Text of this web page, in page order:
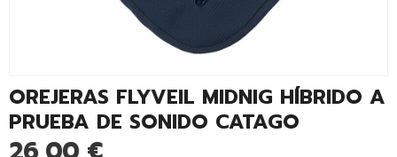
OREJERAS FLYVEIL MIDNIG HÍBRIDO A
PRUEBA DE SONIDO CATAGO